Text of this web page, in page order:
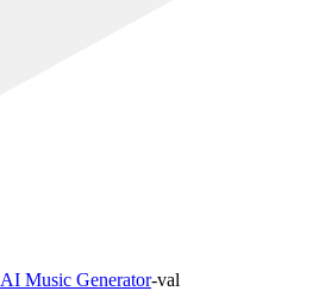
AI Music Generator-val